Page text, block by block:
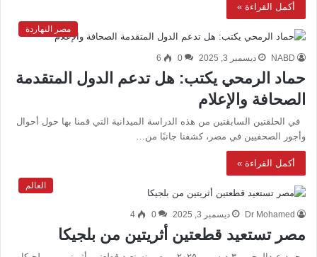
أكمل القراءة »
مصر النهاردة
NABD ديسمبر 3, 2025 0
6
حماد الرمحي يكتب: هل تدعم الدول المتقدمة
الصحافة والإعلام
في الحلقتين السابقتين من هذه الدراسة الميدانية التي قمنا بها حول أحوال
وأجور الصحفيين في مصر، كشفنا جانبًا من…
أكمل القراءة »
العالم
Dr Mohamed ديسمبر 3, 2025 0
4
مصر تستعيد قطعتين أثريتين من بلجيكا